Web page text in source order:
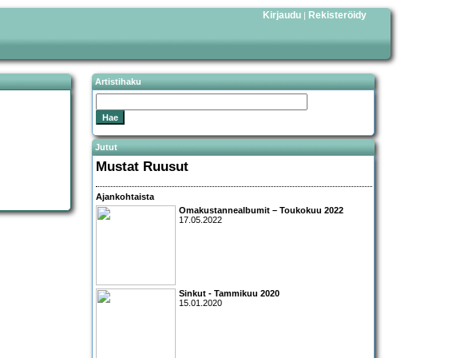
Kirjaudu | Rekisteröidy
Artistihaku
Jutut
Mustat Ruusut
Ajankohtaista
Omakustannealbumit – Toukokuu 2022
17.05.2022
Sinkut - Tammikuu 2020
15.01.2020